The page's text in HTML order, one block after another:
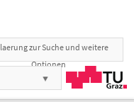
zur Suche und weitere
Optionen